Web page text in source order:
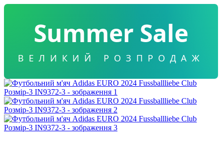
Summer Sale
ВЕЛИКИЙ РОЗПРОДАЖ